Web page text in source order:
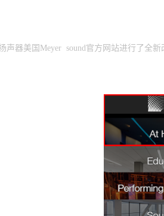
声器美国Meyer sound官方网站进行了全